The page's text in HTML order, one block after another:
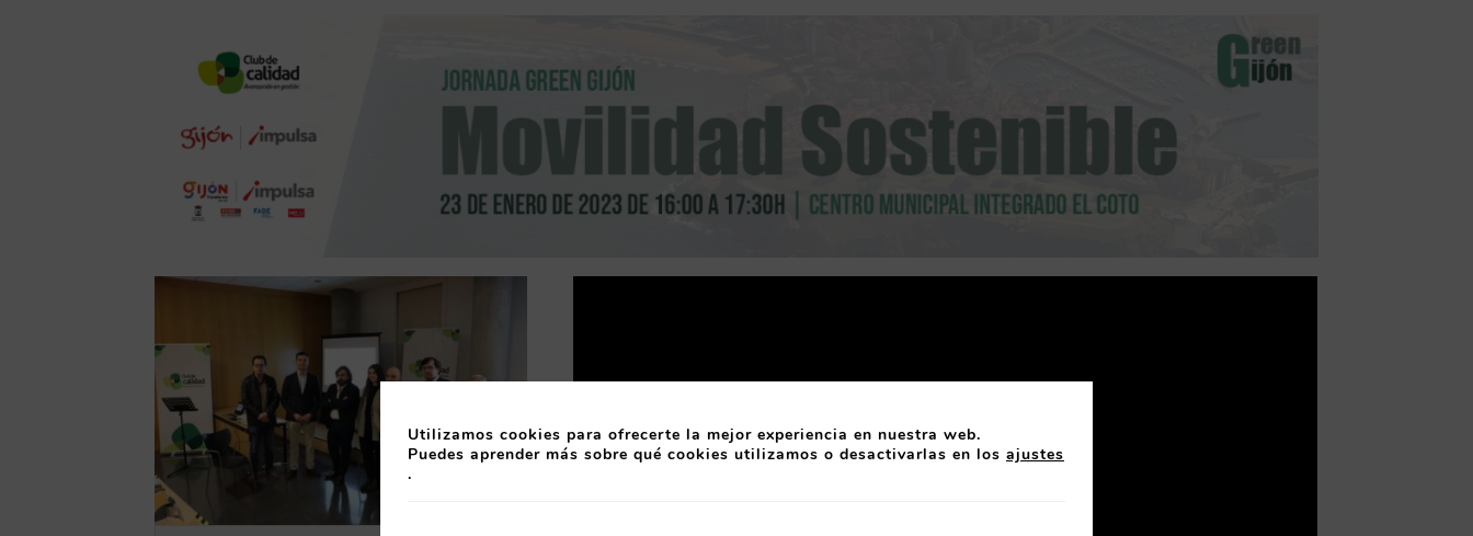
Utilizamos cookies para ofrecerte la mejor experiencia en nuestra web.
Puedes aprender más sobre qué cookies utilizamos o desactivarlas en los ajustes
.